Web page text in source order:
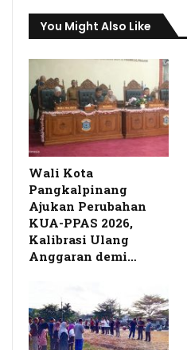
You Might Also Like
Wali Kota
Pangkalpinang
Ajukan Perubahan
KUA-PPAS 2026,
Kalibrasi Ulang
Anggaran demi…